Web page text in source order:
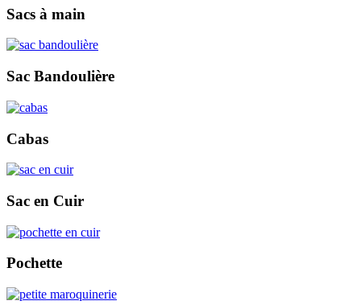
Sacs à main
Sac Bandoulière
Cabas
Sac en Cuir
Pochette